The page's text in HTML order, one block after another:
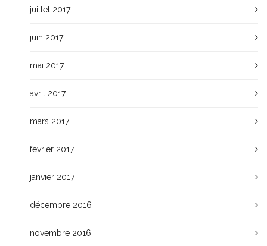
juillet 2017
juin 2017
mai 2017
avril 2017
mars 2017
février 2017
janvier 2017
décembre 2016
novembre 2016